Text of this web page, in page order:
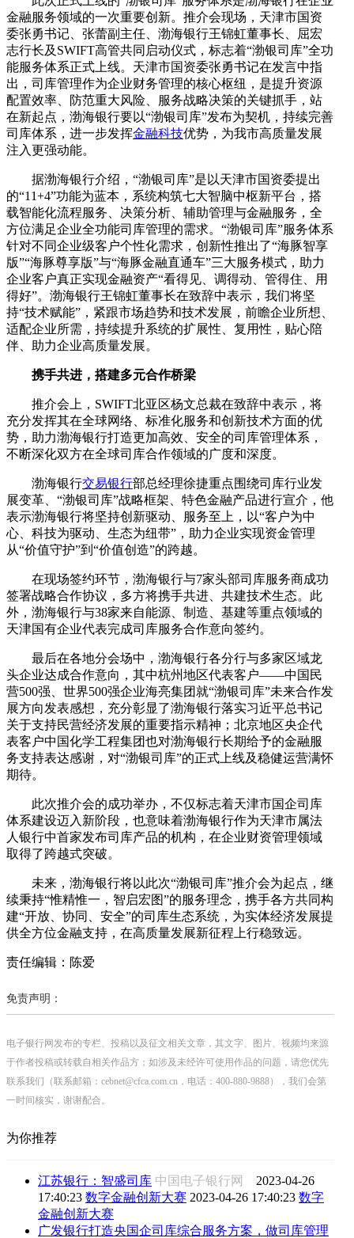
金融服务领域的一次重要创新。推介会现场，天津市国资
委张勇书记、张蕾副主任、渤海银行王锦虹董事长、屈宏
志行长及SWIFT高管共同启动仪式，标志着“渤银司库”全功
能服务体系正式上线。天津市国资委张勇书记在发言中指
出，司库管理作为企业财务管理的核心枢纽，是提升资源
配置效率、防范重大风险、服务战略决策的关键抓手，站
在新起点，渤海银行要以“渤银司库”发布为契机，持续完善
司库体系，进一步发挥金融科技优势，为我市高质量发展
注入更强动能。
据渤海银行介绍，“渤银司库”是以天津市国资委提出
的“11+4”功能为蓝本，系统构筑七大智脑中枢新平台，搭
载智能化流程服务、决策分析、辅助管理与金融服务，全
方位满足企业全功能司库管理的需求。“渤银司库”服务体系
针对不同企业级客户个性化需求，创新性推出了“海豚智享
版”“海豚尊享版”与“海豚金融直通车”三大服务模式，助力
企业客户真正实现金融资产“看得见、调得动、管得住、用
得好”。渤海银行王锦虹董事长在致辞中表示，我们将坚
持“技术赋能”，紧跟市场趋势和技术发展，前瞻企业所想、
适配企业所需，持续提升系统的扩展性、复用性，贴心陪
伴、助力企业高质量发展。
携手共进，搭建多元合作桥梁
推介会上，SWIFT北亚区杨文总裁在致辞中表示，将
充分发挥其在全球网络、标准化服务和创新技术方面的优
势，助力渤海银行打造更加高效、安全的司库管理体系，
不断深化双方在全球司库合作领域的广度和深度。
渤海银行交易银行部总经理徐捷重点围绕司库行业发
展变革、“渤银司库”战略框架、特色金融产品进行宣介，他
表示渤海银行将坚持创新驱动、服务至上，以“客户为中
心、科技为驱动、生态为纽带”，助力企业实现资金管理
从“价值守护”到“价值创造”的跨越。
在现场签约环节，渤海银行与7家头部司库服务商成功
签署战略合作协议，多方将携手共进、共建技术生态。此
外，渤海银行与38家来自能源、制造、基建等重点领域的
天津国有企业代表完成司库服务合作意向签约。
最后在各地分会场中，渤海银行各分行与多家区域龙
头企业达成合作意向，其中杭州地区代表客户——中国民
营500强、世界500强企业海亮集团就“渤银司库”未来合作发
展方向发表感想，充分彰显了渤海银行落实习近平总书记
关于支持民营经济发展的重要指示精神；北京地区央企代
表客户中国化学工程集团也对渤海银行长期给予的金融服
务支持表达感谢，对“渤银司库”的正式上线及稳健运营满怀
期待。
此次推介会的成功举办，不仅标志着天津市国企司库
体系建设迈入新阶段，也意味着渤海银行作为天津市属法
人银行中首家发布司库产品的机构，在企业财资管理领域
取得了跨越式突破。
未来，渤海银行将以此次“渤银司库”推介会为起点，继
续秉持“惟精惟一，智启宏图”的服务理念，携手各方共同构
建“开放、协同、安全”的司库生态系统，为实体经济发展提
供全方位金融支持，在高质量发展新征程上行稳致远。
责任编辑：陈爱
免责声明：
电子银行网发布的专栏、投稿以及征文相关文章，其文字、图片、视频均来源
于作者投稿或转载自相关作品方；如涉及未经许可使用作品的问题，请您优先
联系我们（联系邮箱：cebnet@cfca.com.cn，电话：400-880-9888），我们会第
一时间核实，谢谢配合。
为你推荐
江苏银行：智盛司库 中国电子银行网 2023-04-26
17:40:23 数字金融创新大赛 2023-04-26 17:40:23 数字
金融创新大赛
广发银行打造央国企司库综合服务方案，做司库管理